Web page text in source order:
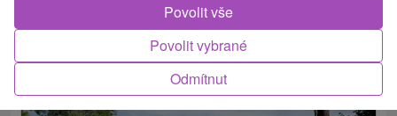
ZOBRAZIT
Odmítnut
Povolit vybrané
Povolit vše